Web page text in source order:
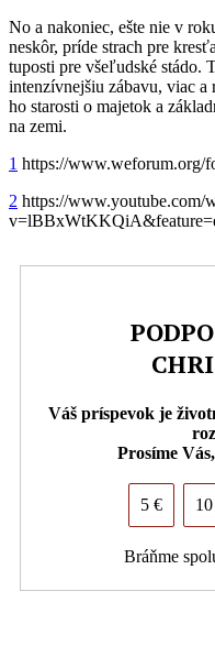
No a nakoniec, ešte nie v
neskôr, príde strach pre
tuposti pre všeľudské stádo.
intenzívnejšiu zábavu, viac a
ho starosti o majetok a
na zemi.
1 https://www.weforum.org/
2 https://www.youtube.com/
Váš príspevok je
Prosíme
5 €
Bráňme